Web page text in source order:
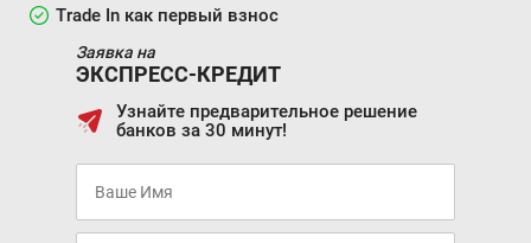
Trade In как первый взнос
Заявка на
ЭКСПРЕСС-КРЕДИТ
Узнайте предварительное решение
банков за 30 минут!